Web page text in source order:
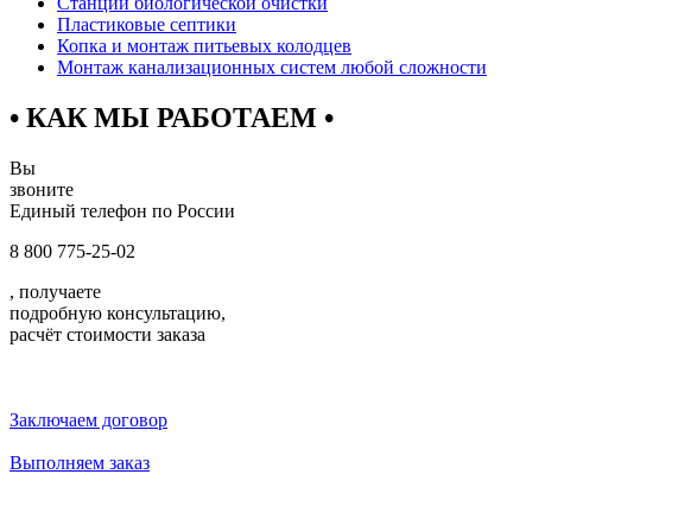
Пластиковые септики
Копка и монтаж питьевых колодцев
Монтаж канализационных систем любой сложности
• КАК МЫ РАБОТАЕМ •
Вы
звоните
Единый телефон по России
8 800 775-25-02
, получаете
подробную консультацию,
расчёт стоимости заказа
Заключаем договор
Выполняем заказ